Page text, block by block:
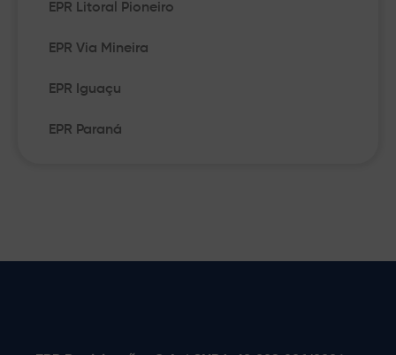
EPR Litoral Pioneiro
EPR Via Mineira
EPR Iguaçu
EPR Paraná